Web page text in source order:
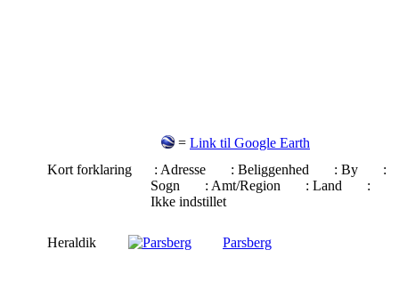
= Link til Google Earth
Kort forklaring
: Adresse : Beliggenhed : By
:
Sogn
: Amt/Region : Land
:
Ikke indstillet
Heraldik Parsberg